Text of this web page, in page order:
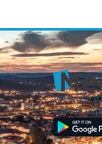
Votre site
dans le